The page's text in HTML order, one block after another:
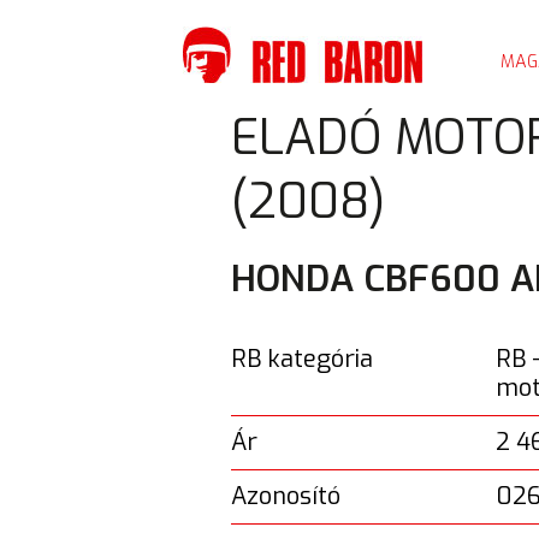
ELADÓ
(2008)
HONDA CBF600
RB kategória
RB
Ár
2
Azonosító